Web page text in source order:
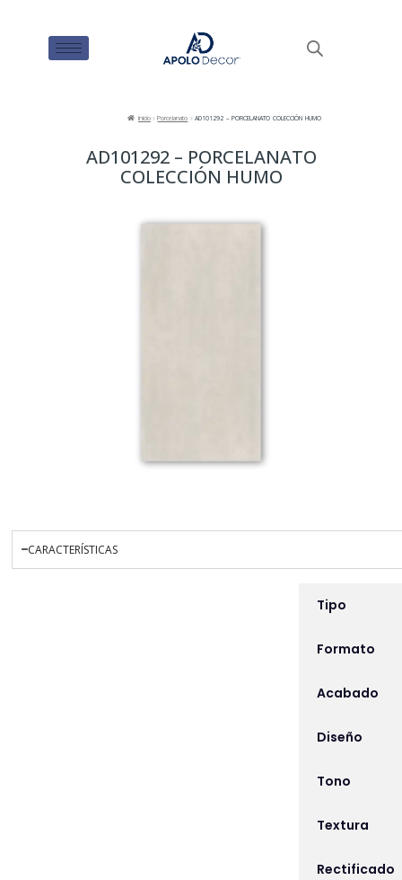
Inicio Porcelanato AD101292 – PORCELANATO COLECCIÓN HUMO
AD101292 – PORCELANATO
COLECCIÓN HUMO
CARACTERÍSTICAS
Tipo
Formato
Acabado
Diseño
Tono
Textura
Rectificado